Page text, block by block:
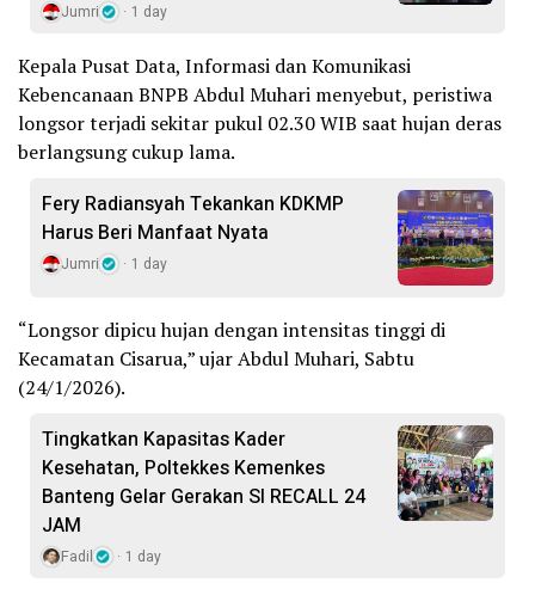
Jumri 1 day
Kepala Pusat Data, Informasi dan Komunikasi
Kebencanaan BNPB Abdul Muhari menyebut, peristiwa
longsor terjadi sekitar pukul 02.30 WIB saat hujan deras
berlangsung cukup lama.
Fery Radiansyah Tekankan KDKMP
Harus Beri Manfaat Nyata
Jumri 1 day
“Longsor dipicu hujan dengan intensitas tinggi di
Kecamatan Cisarua,” ujar Abdul Muhari, Sabtu
(24/1/2026).
Tingkatkan Kapasitas Kader
Kesehatan, Poltekkes Kemenkes
Banteng Gelar Gerakan SI RECALL 24
JAM
Fadil 1 day